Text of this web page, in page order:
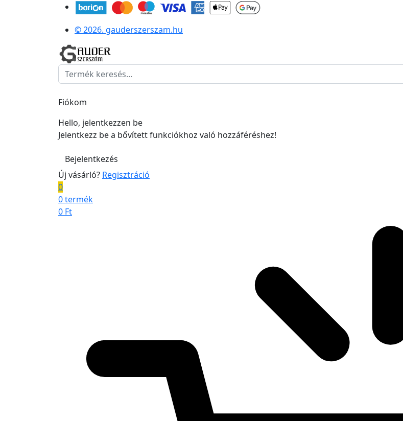
© 2026. gauderszerszam.hu
Fiókom
Hello, jelentkezzen be
Jelentkezz be a bővített funkciókhoz való hozzáféréshez!
Bejelentkezés
Új vásárló? Regisztráció
0
0 termék
0 Ft